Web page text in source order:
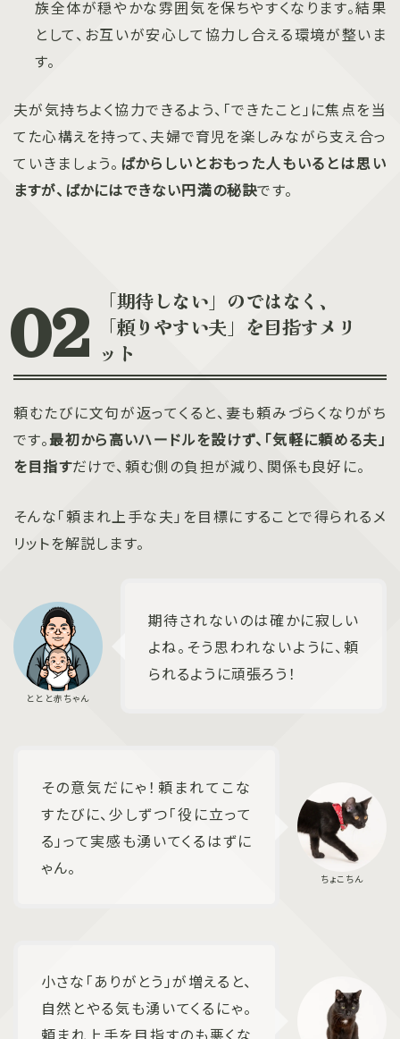
族全体が穏やかな雰囲気を保ちやすくなります。結果
として、お互いが安心して協力し合える環境が整いま
す。
夫が気持ちよく協力できるよう、「できたこと」に焦点を当
てた心構えを持って、夫婦で育児を楽しみながら支え合っ
ていきましょう。 ばからしいとおもった人もいるとは思い
ますが、ばかにはできない円満の秘訣です。
「期待しない」のではなく、
「頼りやすい夫」を目指すメリ
ット
頼むたびに文句が返ってくると、妻も頼みづらくなりがち
です。最初から高いハードルを設けず、「気軽に頼める夫」
を目指すだけで、頼む側の負担が減り、関係も良好に。
そんな「頼まれ上手な夫」を目標にすることで得られるメ
リットを解説します。
期待されないのは確かに寂しい
よね。そう思われないように、頼
られるように頑張ろう！
その意気だにゃ！頼まれてこな
すたびに、少しずつ「役に立って
る」って実感も湧いてくるはずに
ゃん。
小さな「ありがとう」が増えると、
自然とやる気も湧いてくるにゃ。
頼まれ上手を目指すのも悪くな